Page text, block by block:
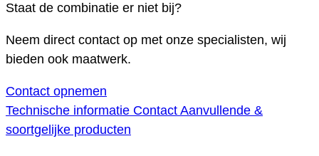
Staat de combinatie er niet bij?
Neem direct contact op met onze specialisten, wij
bieden ook maatwerk.
Contact opnemen
Technische informatie Contact Aanvullende &
soortgelijke producten